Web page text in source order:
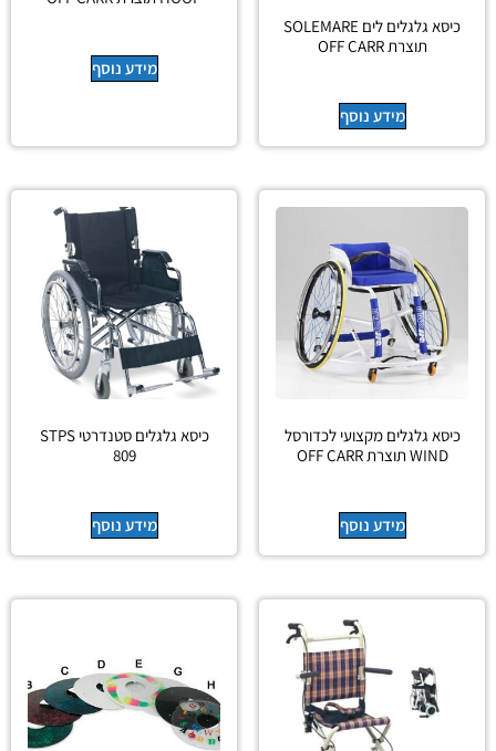
כיסא גלגלים לים SOLEMARE
תוצרת OFF CARR
מידע נוסף
מידע נוסף
כיסא גלגלים מקצועי לכדורסל
WIND תוצרת OFF CARR
מידע נוסף
כיסא גלגלים סטנדרטי STPS
809
מידע נוסף